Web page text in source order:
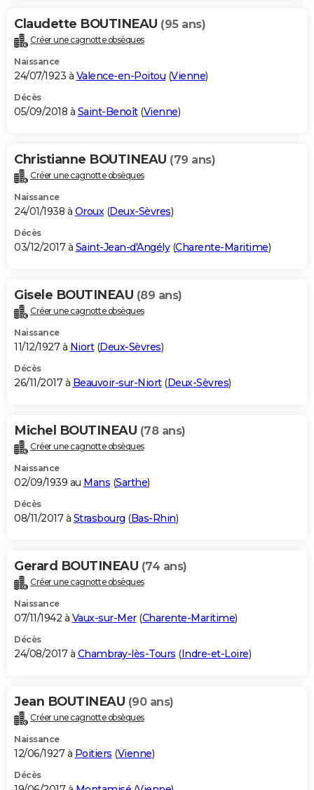
Claudette BOUTINEAU (95 ans)
Créer une cagnotte obsèques
Naissance
24/07/1923 à Valence-en-Poitou (Vienne)
Décès
05/09/2018 à Saint-Benoît(Vienne)
Christianne BOUTINEAU (79 ans)
Créer une cagnotte obsèques
Naissance
24/01/1938 à Oroux(Deux-Sèvres)
Décès
03/12/2017 à Saint-Jean-d'Angély(Charente-Maritime)
Gisele BOUTINEAU (89 ans)
Créer une cagnotte obsèques
Naissance
11/12/1927 à Niort(Deux-Sèvres)
Décès
26/11/2017 à Beauvoir-sur-Niort(Deux-Sèvres)
Michel BOUTINEAU (78 ans)
Créer une cagnotte obsèques
Naissance
02/09/1939 au Mans (Sarthe)
Décès
08/11/2017 à Strasbourg (Bas-Rhin)
Gerard BOUTINEAU (74 ans)
Créer une cagnotte obsèques
Naissance
07/11/1942 à Vaux-sur-Mer(Charente-Maritime)
Décès
24/08/2017 à Chambray-lès-Tours (Indre-et-Loire)
Jean BOUTINEAU (90 ans)
Créer une cagnotte obsèques
Naissance
12/06/1927 à Poitiers (Vienne)
Décès